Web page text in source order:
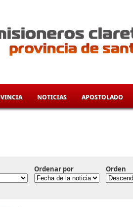
NOTICIAS APOSTOLADO
aquí
Ordenar por Orden